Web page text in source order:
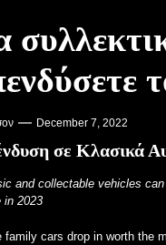
άνθρακα για λάτρεις –
Προσοχή στα Κολέγια –
December 7, 2022
σε Κλασικά
and collectable vehicles
in 2023
family cars drop in worth the